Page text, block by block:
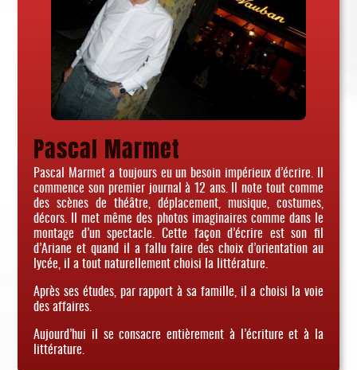
Pascal Marmet
Pascal Marmet a toujours eu un besoin impérieux d’écrire. Il
commence son premier journal à 12 ans. Il note tout comme
des scènes de théâtre, déplacement, musique, costumes,
décors. Il met même des photos imaginaires comme dans le
montage d’un spectacle. Cette façon d’écrire est son fil
d’Ariane et quand il a fallu faire des choix d’orientation au
lycée, il a tout naturellement choisi la littérature.
Après ses études, par rapport à sa famille, il a choisi la voie
des affaires.
Aujourd’hui il se consacre entièrement à l’écriture et à la
littérature.